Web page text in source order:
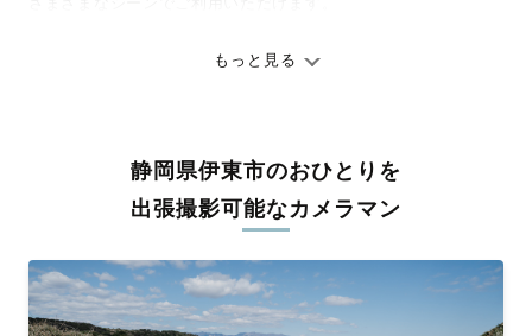
ありのままの空気感を大切に、何十年経っても見返したくなるよ
料金は全国どこでも一律。わかりやすく安心の価格設定です。オ
リジナルの研修と厳正な審査に合格し、撮影技術やホスピタリテ
ィを身につけたプロのカメラマンが全国47都道府県に在籍してい
験をお届けします。
丁寧なレタッチで思い出を美しく仕上げます
もっと見る
静岡県伊東市のおひとりを
出張撮影可能なカメラマン